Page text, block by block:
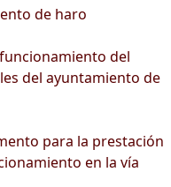
de haro
del
del ayuntamiento de
para la prestación
en la vía